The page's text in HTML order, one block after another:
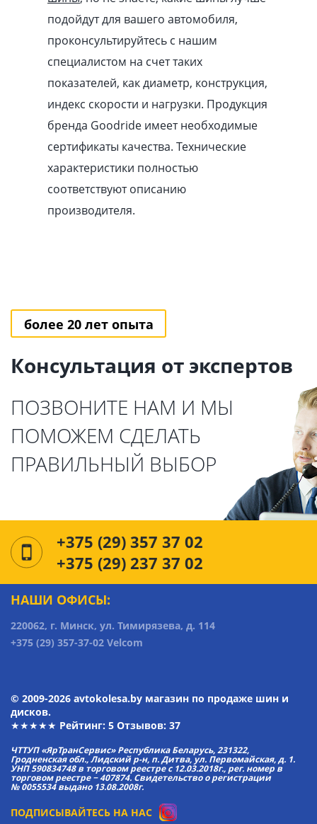
подойдут для вашего автомобиля,
проконсультируйтесь с нашим
специалистом на счет таких
показателей, как диаметр, конструкция,
индекс скорости и нагрузки. Продукция
бренда Goodride имеет необходимые
сертификаты качества. Технические
характеристики полностью
соответствуют описанию
производителя.
более 20 лет опыта
Консультация от экспертов
ПОЗВОНИТЕ НАМ И МЫ
ПОМОЖЕМ СДЕЛАТЬ
ПРАВИЛЬНЫЙ ВЫБОР
+375 (29) 357 37 02
+375 (29) 237 37 02
НАШИ ОФИСЫ:
220062, г. Минск, ул. Тимирязева, д. 114
+375 (29) 357-37-02 Velcom
© 2009-2026 avtokolesa.by магазин по продаже шин и
дисков.
★★★★★ Рейтинг: 5 Отзывов: 37
ЧТТУП «ЯрТранСервис» Республика Беларусь, 231322,
Гродненская обл., Лидский р-н, п. Дитва, ул. Первомайская, д. 1.
УНП 590834748 в торговом реестре с 12.03.2018г., рег. номер в
торговом реестре − 407874. Свидетельство о регистрации
№ 0055534 выдано 13.08.2008г.
ПОДПИСЫВАЙТЕСЬ НА НАС